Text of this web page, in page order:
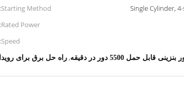
Single Cylinder,
Starting Method:
Rated Power:
Speed:
قابل حمل 5500 دور در دقیقه , راه حل برق برای